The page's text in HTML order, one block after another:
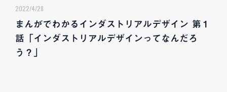
2022/4/28
まんがでわかるインダストリアルデザイン 第１
話「インダストリアルデザインってなんだろ
う？」